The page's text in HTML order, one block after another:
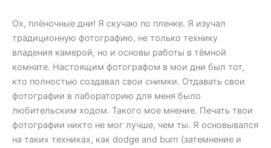
Ох, плёночные дни! Я скучаю по пленке. Я изучал
традиционную фотографию, не только технику
владения камерой, но и основы работы в тёмной
комнате. Настоящим фотографом в мои дни был тот,
кто полностью создавал свои снимки. Отдавать свои
фотографии в лабораторию для меня было
любительским ходом. Такого мое мнение. Печать твои
фотографии никто не мог лучше, чем ты. Я основывался
на таких техниках, как dodge and burn (затемнение и